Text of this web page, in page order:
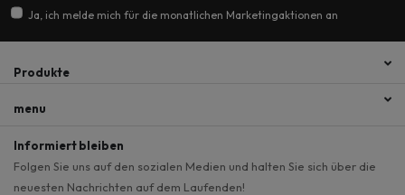
Ja, ich melde mich für die monatlichen Marketingaktionen an
Produkte
menu
Informiert bleiben
Folgen Sie uns auf den sozialen Medien und halten Sie sich über die
neuesten Nachrichten auf dem Laufenden!